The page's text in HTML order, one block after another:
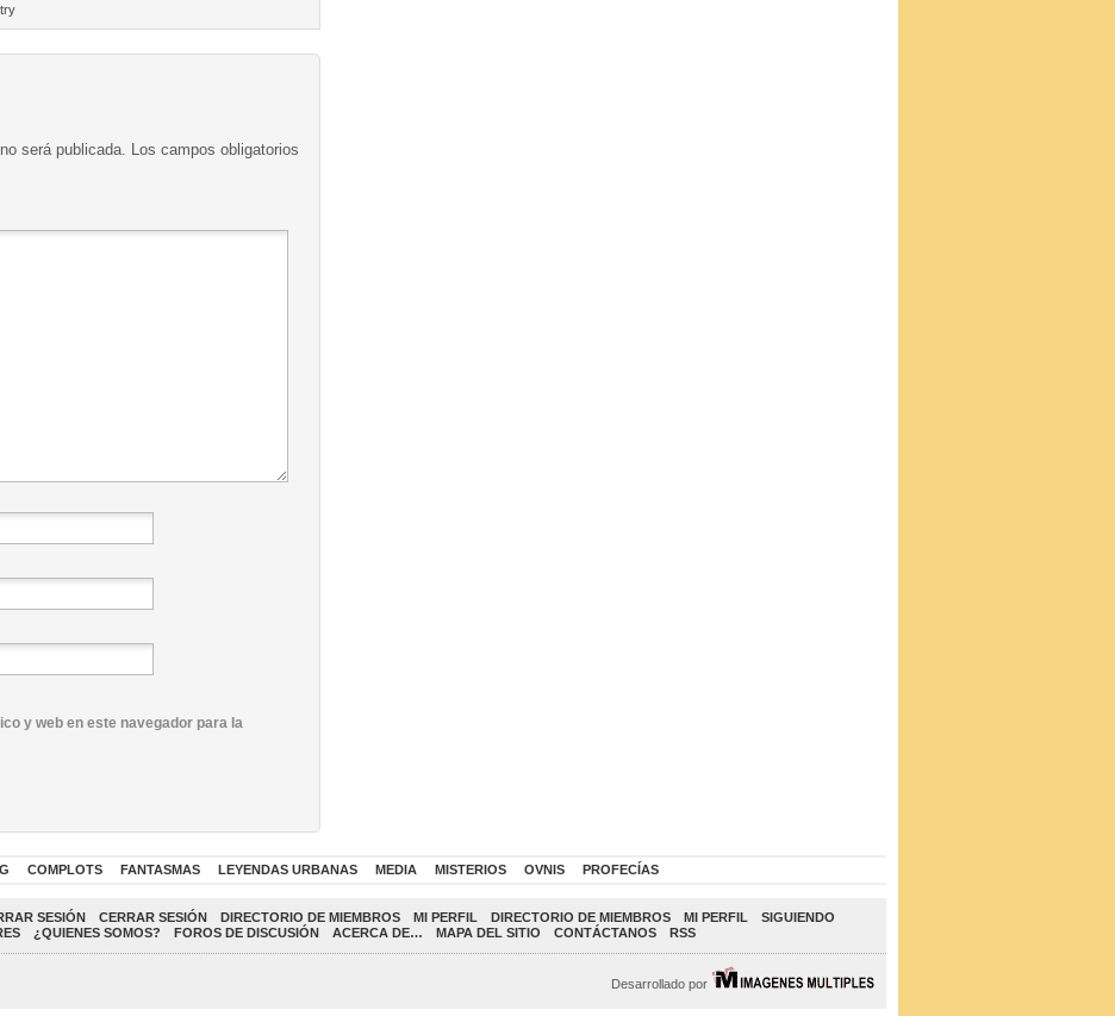
será publicada.
Los campos obligatorios
y web en este navegador para la
COMPLOTS FANTASMAS LEYENDAS URBANAS MEDIA MISTERIOS OVNIS PROFECÍAS
SESIÓN CERRAR SESIÓN DIRECTORIO DE MIEMBROS MI PERFIL DIRECTORIO DE MIEMBROS MI PERFIL
SIGUIENDO
¿QUIENES SOMOS? FOROS DE DISCUSIÓN ACERCA DE… MAPA DEL SITIO CONTÁCTANOS RSS
Desarrollado por